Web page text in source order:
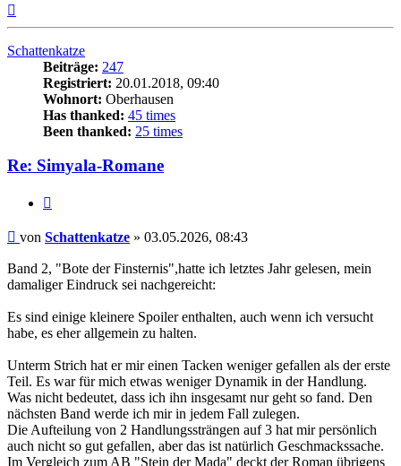
Schattenkatze
Beiträge: 247
Registriert: 20.01.2018, 09:40
Wohnort: Oberhausen
Has thanked: 45 times
Been thanked: 25 times
Re: Simyala-Romane
Beitrag
von Schattenkatze » 03.05.2026, 08:43
Band 2, "Bote der Finsternis",hatte ich letztes Jahr gelesen, mein
damaliger Eindruck sei nachgereicht:
Es sind einige kleinere Spoiler enthalten, auch wenn ich versucht
habe, es eher allgemein zu halten.
Unterm Strich hat er mir einen Tacken weniger gefallen als der erste
Teil. Es war für mich etwas weniger Dynamik in der Handlung.
Was nicht bedeutet, dass ich ihn insgesamt nur geht so fand. Den
nächsten Band werde ich mir in jedem Fall zulegen.
Die Aufteilung von 2 Handlungssträngen auf 3 hat mir persönlich
auch nicht so gut gefallen, aber das ist natürlich Geschmackssache.
Im Vergleich zum AB "Stein der Mada" deckt der Roman übrigens